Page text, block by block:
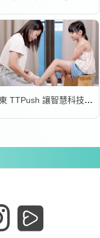
臺東 TTPush 讓智慧科技更有溫度 | 形象影片